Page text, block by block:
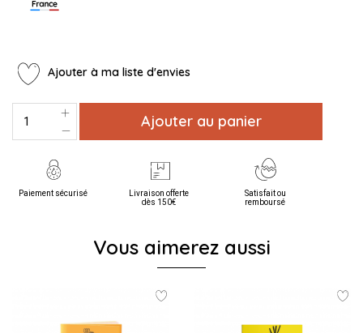
Ajouter à ma liste d'envies
Ajouter au panier
Paiement sécurisé
Livraison offerte
dès 150€
Satisfait ou
remboursé
Vous aimerez aussi